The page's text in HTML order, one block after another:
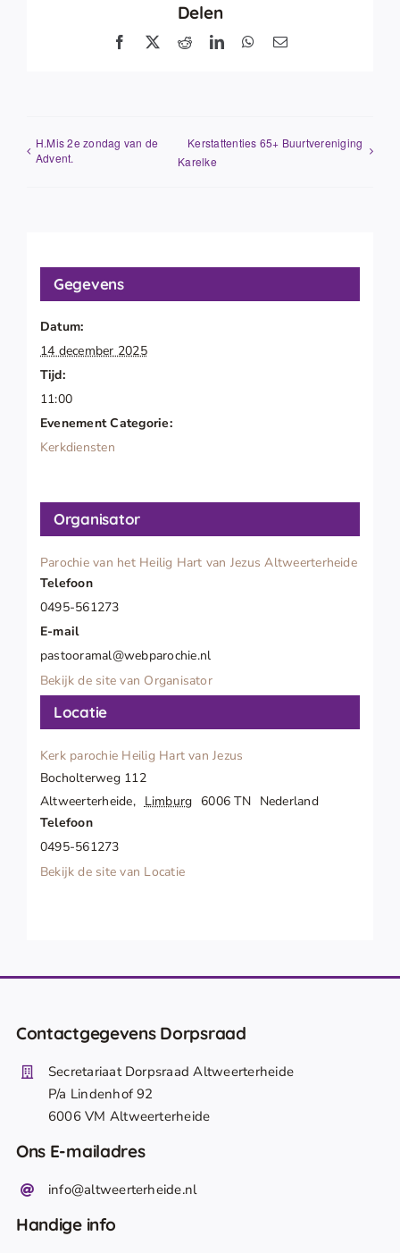
Delen
Facebook
X RedditLinkedInWhatsApp
E-
H.Mis 2e zondag van de
Advent.
Kerstattenties 65+ Buurtvereniging
Karelke
Gegevens
Datum:
14 december 2025
Tijd:
11:00
Evenement Categorie:
Kerkdiensten
Locatie
Kerk parochie Heilig Hart van Jezus
Bocholterweg 112
Altweerterheide, Limburg 6006 TN Nederland
Telefoon
0495-561273
Bekijk de site van Locatie
Organisator
Parochie van het Heilig Hart van Jezus Altweerterheide
Telefoon
0495-561273
E-mail
pastooramal@webparochie.nl
Bekijk de site van Organisator
Contactgegevens Dorpsraad
Secretariaat Dorpsraad Altweerterheide
P/a Lindenhof 92
6006 VM Altweerterheide
Ons E-mailadres
info@altweerterheide.nl
Handige info